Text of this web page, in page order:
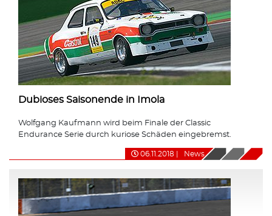
Dubioses Saisonende in Imola
Wolfgang Kaufmann wird beim Finale der Classic
Endurance Serie durch kuriose Schäden eingebremst.
06.11.2018 News